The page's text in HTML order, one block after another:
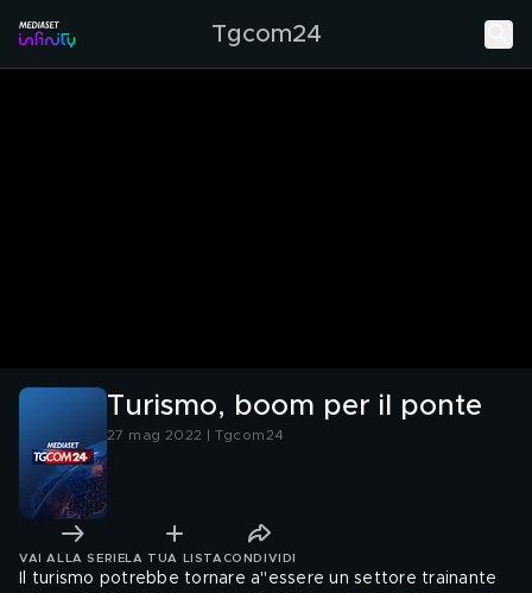
Tgcom24
Turismo, boom per il ponte
27 mag 2022 | Tgcom24
VAI ALLA SERIE LA TUA LISTA CONDIVIDI
Il turismo potrebbe tornare a"essere un settore trainante